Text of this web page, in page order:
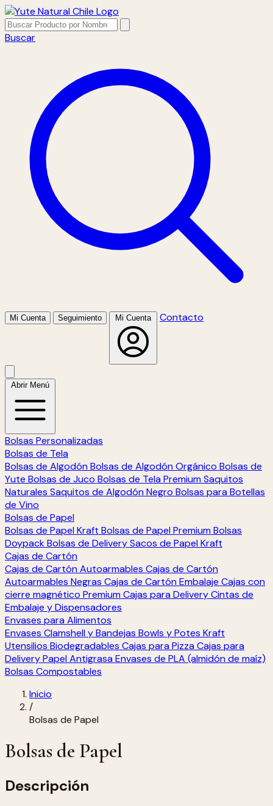
Buscar
Mi Cuenta Seguimiento Mi Cuenta Contacto
Abrir Menú
Bolsas Personalizadas
Bolsas de Tela
Bolsas de Algodón Bolsas de Algodón Orgánico Bolsas de
Yute Bolsas de Juco Bolsas de Tela Premium Saquitos
Naturales Saquitos de Algodón Negro Bolsas para Botellas
de Vino
Bolsas de Papel
Bolsas de Papel Kraft Bolsas de Papel Premium Bolsas
DoypackBolsas de DeliverySacos de Papel Kraft
Cajas de Cartón
Cajas de Cartón Autoarmables Cajas de Cartón
Autoarmables Negras Cajas de Cartón Embalaje Cajas con
cierre magnético Premium Cajas para DeliveryCintas de
Embalaje y Dispensadores
Envases para Alimentos
Envases Clamshell y Bandejas Bowls y Potes Kraft
Utensilios Biodegradables Cajas para Pizza Cajas para
DeliveryPapel Antigrasa Envases de PLA (almidón de maíz)
Bolsas Compostables
Inicio
/
Bolsas de Papel
Bolsas de Papel
Descripción